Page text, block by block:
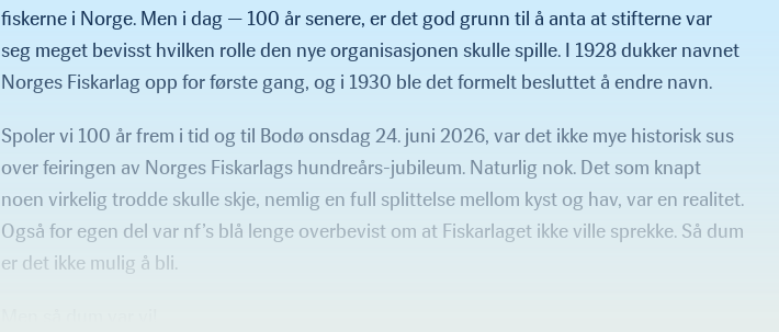
fiskerne i Norge. Men i dag — 100 år senere, er det god grunn til å anta at stifterne var
seg meget bevisst hvilken rolle den nye organisasjonen skulle spille. I 1928 dukker navnet
Norges Fiskarlag opp for første gang, og i 1930 ble det formelt besluttet å endre navn.
Spoler vi 100 år frem i tid og til Bodø onsdag 24. juni 2026, var det ikke mye historisk sus
over feiringen av Norges Fiskarlags hundreårs-jubileum. Naturlig nok. Det som knapt
noen virkelig trodde skulle skje, nemlig en full splittelse mellom kyst og hav, var en realitet.
Også for egen del var nf’s blå lenge overbevist om at Fiskarlaget ikke ville sprekke. Så dum
er det ikke mulig å bli.